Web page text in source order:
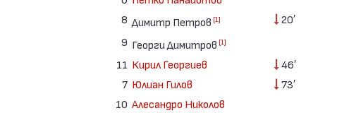
8 Димитр Петров [1]
20′
9 Георги Димитров [1]
11 Кирил Георгиев
46′
7 Юлиан Гилов
73′
10 Алесандро Николов